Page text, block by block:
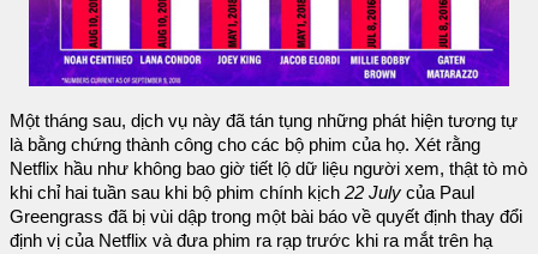
Một tháng sau, dịch vụ này đã tán tụng những phát hiện tương tự
là bằng chứng thành công cho các bộ phim của họ. Xét rằng
Netflix hầu như không bao giờ tiết lộ dữ liệu người xem, thật tò mò
khi chỉ hai tuần sau khi bộ phim chính kịch 22 July của Paul
Greengrass đã bị vùi dập trong một bài báo về quyết định thay đổi
định vị của Netflix và đưa phim ra rạp trước khi ra mắt trên hạ